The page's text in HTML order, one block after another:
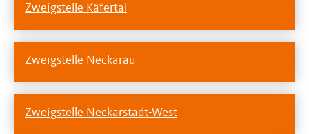
Zweigstelle Käfertal
Zweigstelle Neckarau
Zweigstelle Neckarstadt-West